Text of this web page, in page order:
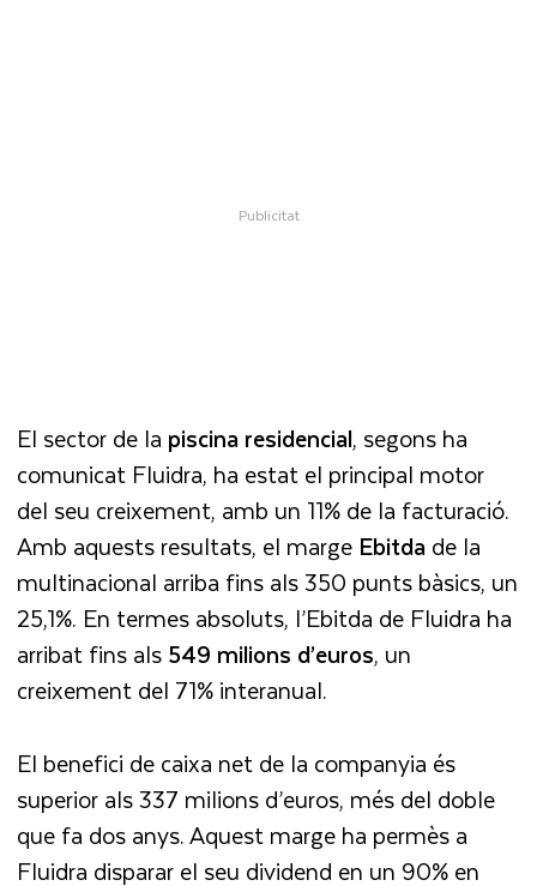
El sector de la piscina residencial, segons ha
comunicat Fluidra, ha estat el principal motor
del seu creixement, amb un 11% de la facturació.
Amb aquests resultats, el marge Ebitdade la
multinacional arriba fins als 350 punts bàsics, un
25,1%. En termes absoluts, l’Ebitda de Fluidra ha
arribat fins als549 milions d’euros, un
creixement del 71% interanual.
El benefici de caixa net de la companyia és
superior als 337 milions d’euros, més del doble
que fa dos anys. Aquest marge ha permès a
Fluidra disparar el seu dividend en un 90% en